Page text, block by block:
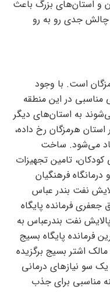
و استان‌های بزرگ باعث
چالش جدی رو به رو
است. با وجود
مناسبی در این منطقه
به استان‌های دیگر
استان هرمزگان رخ داده،
یاد می‌شود. ساخت
۱۱۲ تختخوابی کودکان، تامین تجهیزات
فرهنگیان
نفت بندر عباس
فرمانده پایگاه
نفت بندرعباس به
فرمانده پایگاه بسیج
اشتر بسیج برگزیده
یک سو نیاز‌های درمانی
مناسبی برای جذب